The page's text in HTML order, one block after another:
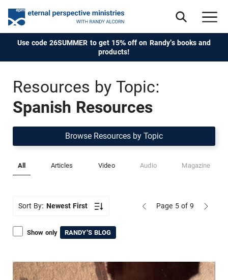
Use code 26SUMMER to get 15% off on Randy's books and
products!
Resources by Topic:
Spanish Resources
Browse Resources by Topic
All Articles Video Audio Magazine
Sort By: Newest First Page 5 of 9
Show only RANDY'S BLOG